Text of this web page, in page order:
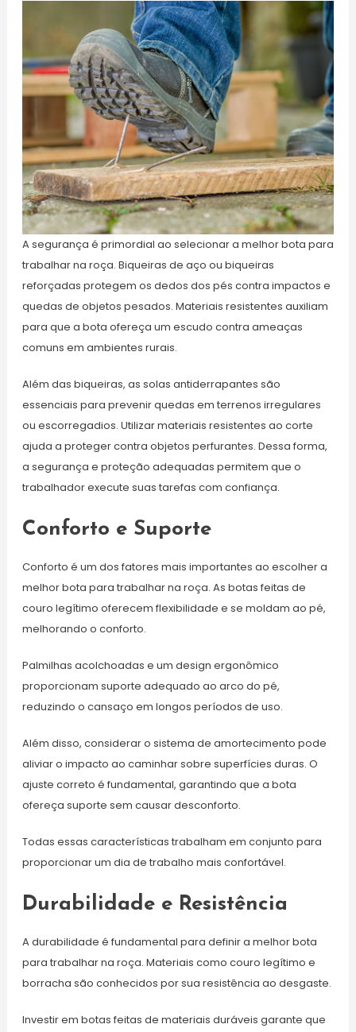
A segurança é primordial ao selecionar a melhor bota para
trabalhar na roça. Biqueiras de aço ou biqueiras
reforçadas protegem os dedos dos pés contra impactos e
quedas de objetos pesados. Materiais resistentes auxiliam
para que a bota ofereça um escudo contra ameaças
comuns em ambientes rurais.
Além das biqueiras, as solas antiderrapantes são
essenciais para prevenir quedas em terrenos irregulares
ou escorregadios. Utilizar materiais resistentes ao corte
ajuda a proteger contra objetos perfurantes. Dessa forma,
a segurança e proteção adequadas permitem que o
trabalhador execute suas tarefas com confiança.
Conforto e Suporte
Conforto é um dos fatores mais importantes ao escolher a
melhor bota para trabalhar na roça. As botas feitas de
couro legítimo oferecem flexibilidade e se moldam ao pé,
melhorando o conforto.
Palmilhas acolchoadas e um design ergonômico
proporcionam suporte adequado ao arco do pé,
reduzindo o cansaço em longos períodos de uso.
Além disso, considerar o sistema de amortecimento pode
aliviar o impacto ao caminhar sobre superfícies duras. O
ajuste correto é fundamental, garantindo que a bota
ofereça suporte sem causar desconforto.
Todas essas características trabalham em conjunto para
proporcionar um dia de trabalho mais confortável.
Durabilidade e Resistência
A durabilidade é fundamental para definir a melhor bota
para trabalhar na roça. Materiais como couro legítimo e
borracha são conhecidos por sua resistência ao desgaste.
Investir em botas feitas de materiais duráveis garante que